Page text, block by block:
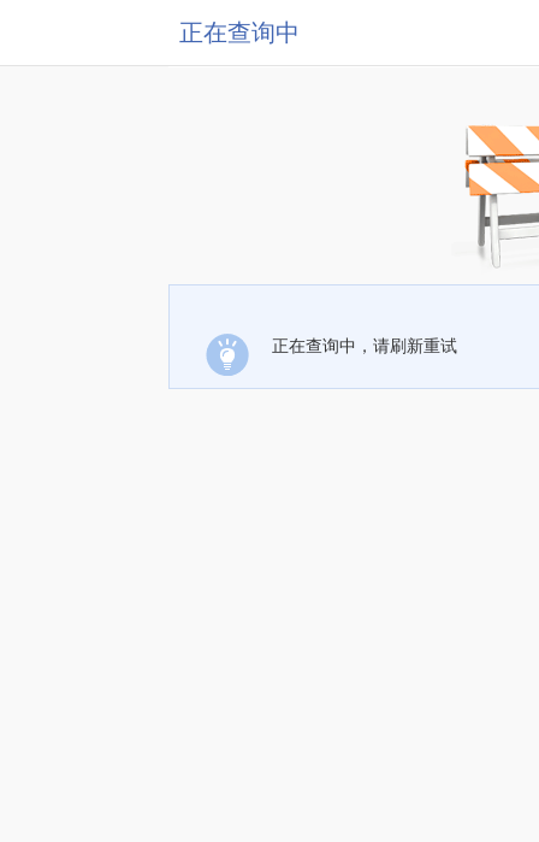
正在查询中
正在查询中，请刷新重试